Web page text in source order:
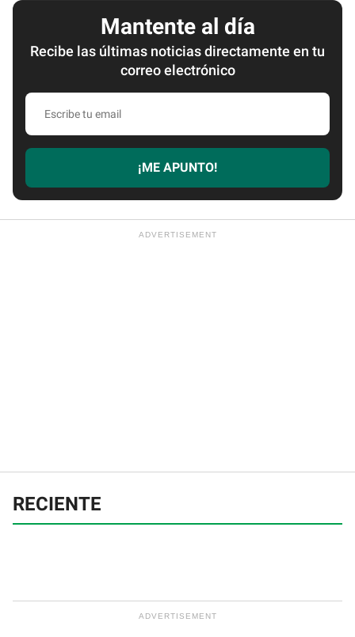
Mantente al día
Recibe las últimas noticias directamente en tu
correo electrónico
Escribe
email
¡ME APUNTO!
RECIENTE